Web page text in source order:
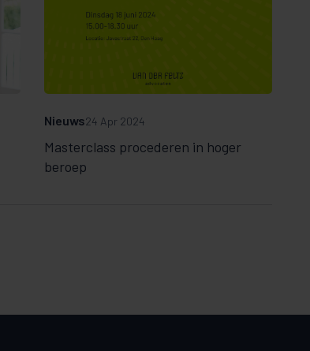
Masterclass procederen in hoger
beroep
Nieuws24 Apr 2024